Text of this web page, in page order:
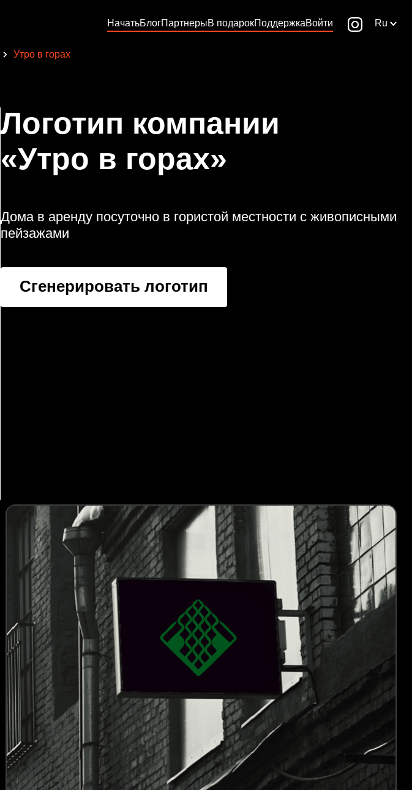
НачатьБлогПартнерыВ подарокПоддержкаВойти Ru
Утро в горах
Логотип компании
«Утро в горах»
Дома в аренду посуточно в гористой местности с живописными
пейзажами
Сгенерировать логотип